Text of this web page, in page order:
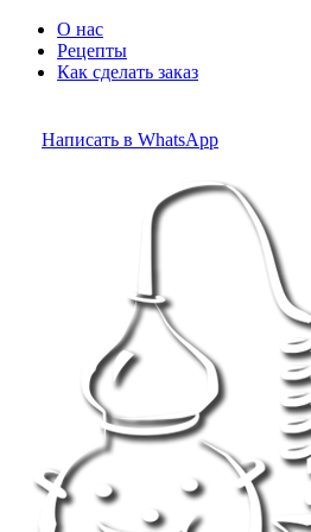
О нас
Рецепты
Как сделать заказ
Написать в WhatsApp